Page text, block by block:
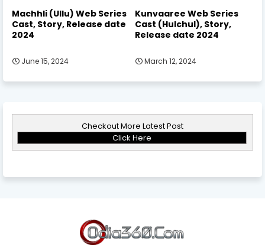
Machhli (Ullu) Web Series
Cast, Story, Release date
2024
June 15, 2024
Kunvaaree Web Series
Cast (Hulchul), Story,
Release date 2024
March 12, 2024
Checkout More Latest Post
Click Here